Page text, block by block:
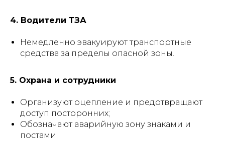
4. Водители ТЗА
Немедленно эвакуируют транспортные
средства за пределы опасной зоны.
5. Охрана и сотрудники
Организуют оцепление и предотвращают
доступ посторонних;
Обозначают аварийную зону знаками и
постами;